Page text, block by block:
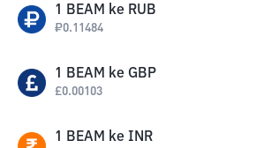
1 BEAM ke RUB
₽0.11484
1 BEAM ke GBP
£0.00103
1 BEAM ke INR